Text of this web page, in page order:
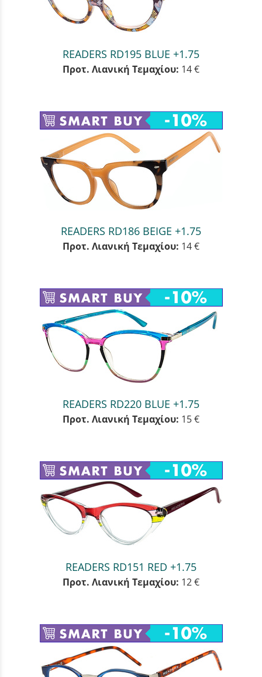
READERS RD195 BLUE +1.75
Προτ. Λιανική Τεμαχίου: 14 €
READERS RD186 BEIGE +1.75
Προτ. Λιανική Τεμαχίου: 14 €
READERS RD220 BLUE +1.75
Προτ. Λιανική Τεμαχίου: 15 €
READERS RD151 RED +1.75
Προτ. Λιανική Τεμαχίου: 12 €